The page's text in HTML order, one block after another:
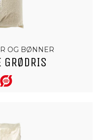
OG BØNNER
GRØDRIS